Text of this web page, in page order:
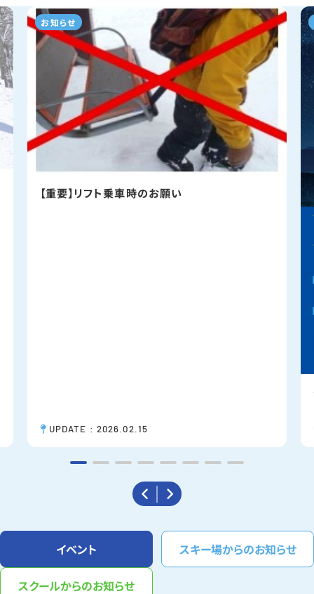
お知らせ
【重要】リフト乗車時のお願い
UPDATE : 2026.02.15
イベント スキー場からのお知らせ
スクールからのお知らせ